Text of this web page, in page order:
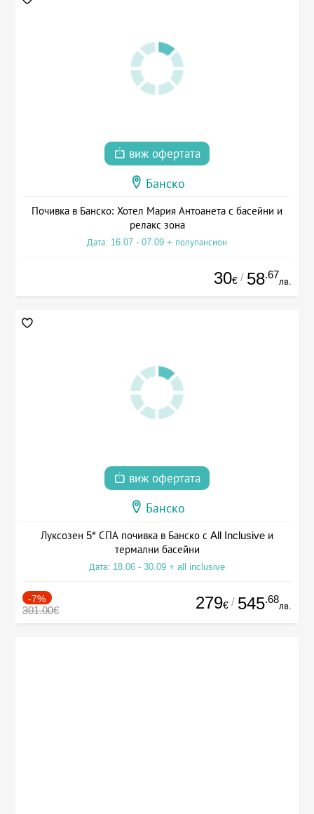
виж офертата
Банско
Почивка в Банско: Хотел Мария Антоанета с басейни и
релакс зона
Дата: 16.07 - 07.09 + полупансион
30€ / 58.67
лв.
виж офертата
Банско
Луксозен 5* СПА почивка в Банско с All Inclusive и
термални басейни
Дата: 18.06 - 30.09 + all inclusive
-7%
301.00€ 279€ / 545.68
лв.